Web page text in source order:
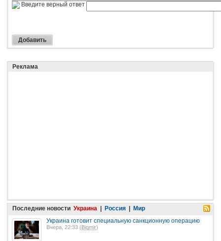
Введите верный ответ
Реклама
Последние новости Украина | Россия | Мир
Украина готовит специальную санкционную операцию
Вчера, 22:33 (Bigmir)